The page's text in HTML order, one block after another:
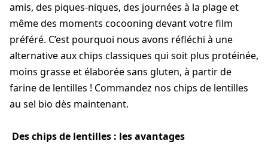
amis, des piques-niques, des journées à la plage et
même des moments cocooning devant votre film
préféré. C’est pourquoi nous avons réfléchi à une
alternative aux chips classiques qui soit plus protéinée,
moins grasse et élaborée sans gluten, à partir de
farine de lentilles ! Commandez nos chips de lentilles
au sel bio dès maintenant.
Des chips de lentilles : les avantages